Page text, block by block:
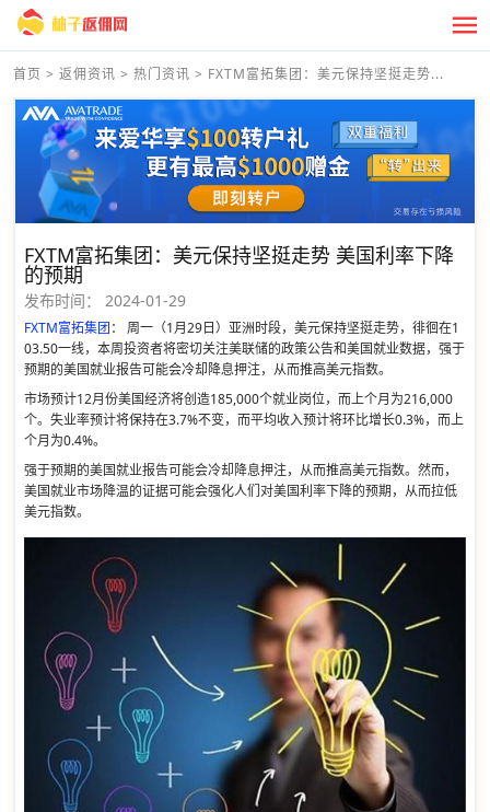
首页 > 返佣资讯 > 热门资讯 > FXTM富拓集团：美元保持坚挺走势...
FXTM富拓集团：美元保持坚挺走势 美国利率下降
的预期
发布时间： 2024-01-29
FXTM富拓集团： 周一（1月29日）亚洲时段，美元保持坚挺走势，徘徊在1
03.50一线，本周投资者将密切关注美联储的政策公告和美国就业数据，强于
预期的美国就业报告可能会冷却降息押注，从而推高美元指数。
市场预计12月份美国经济将创造185,000个就业岗位，而上个月为216,000
个。失业率预计将保持在3.7%不变，而平均收入预计将环比增长0.3%，而上
个月为0.4%。
强于预期的美国就业报告可能会冷却降息押注，从而推高美元指数。然而，
美国就业市场降温的证据可能会强化人们对美国利率下降的预期，从而拉低
美元指数。